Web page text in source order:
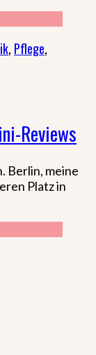
, Pflege,
Reviews
Berlin, meine
Platz in